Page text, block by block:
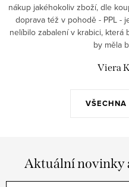
VŠECHNA
nákup jakéhokoliv zboží, dle
doprava též v pohodě - PPL -
nelíbilo zabalení v krabici,
by měla
Viera
Aktuální novinky